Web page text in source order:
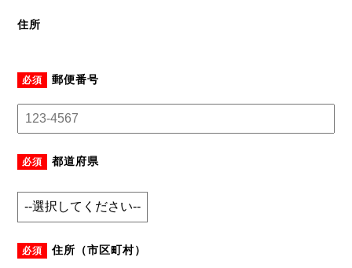
住所
必須 郵便番号
必須 都道府県
必須 住所（市区町村）